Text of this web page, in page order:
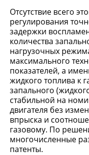
Отсутствие всего
регулирования
задержки
количества
нагрузочных
максимального
показателей, а
жидкого топлива к
запального
стабильной на
двигателя без
впрыска и
газовому. По
многочисленные
патенты.